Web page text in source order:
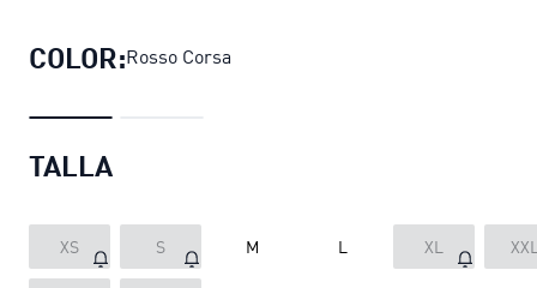
COLOR:Rosso Corsa
TALLA
XS S M L XL